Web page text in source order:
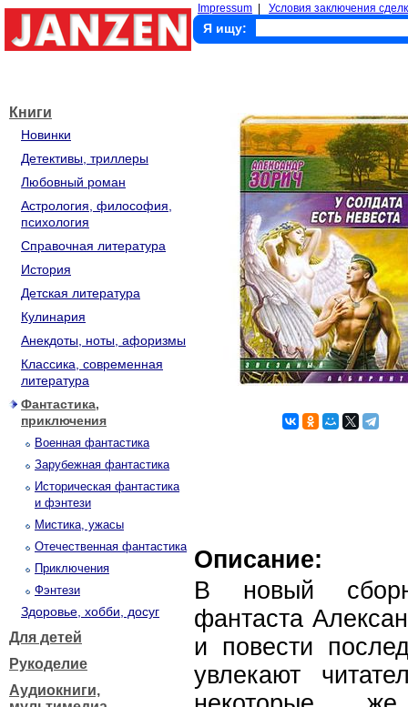
Impressum Условия заключения
Я ищу:
Книги
Новинки
Детективы, триллеры
Любовный роман
Астрология, философия,
психология
Справочная литература
История
Детская литература
Кулинария
Анекдоты, ноты, афоризмы
Классика, современная
литература
Фантастика,
приключения
Военная фантастика
Зарубежная фантастика
Историческая фантастика
и фэнтези
Мистика, ужасы
Отечественная фантастика
Приключения
Фэнтези
Здоровье, хобби, досуг
Для детей
Рукоделие
Аудиокниги,
Описание:
В новый
фантаста
и повести
увлекают